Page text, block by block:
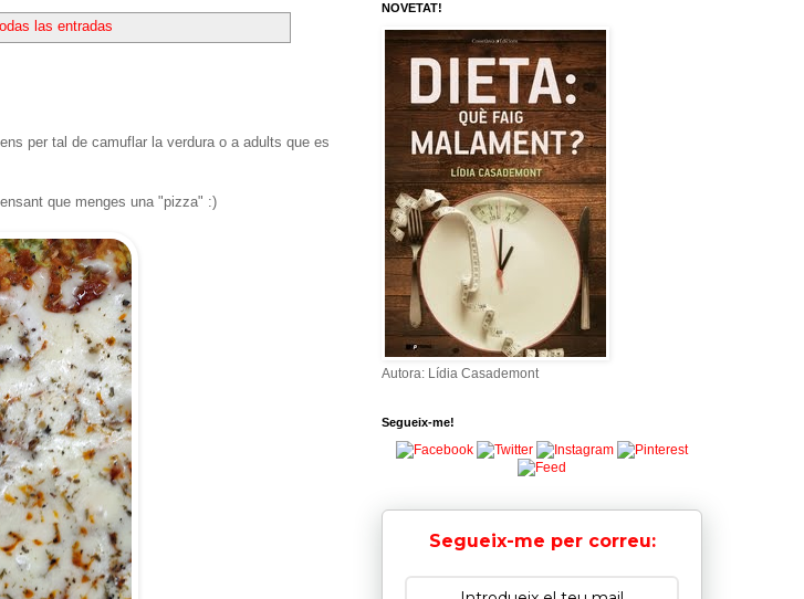
las entradas
per tal de camuflar la verdura o a adults que es
que menges una "pizza" :)
NOVETAT!
Autora: Lídia Casademont
Segueix-me!
Segueix-me per correu: